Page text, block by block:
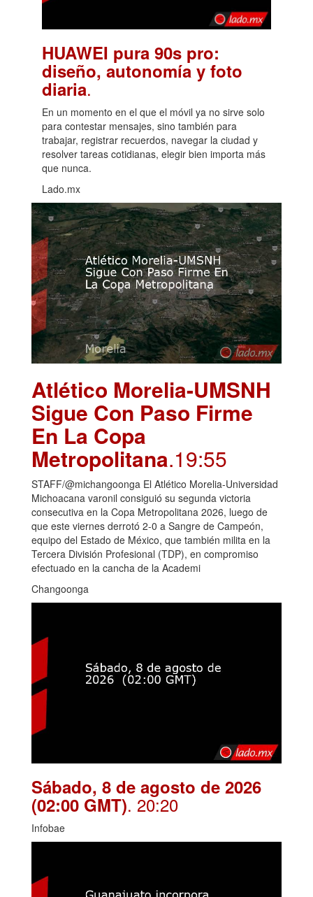
HUAWEI pura 90s pro:
diseño, autonomía y foto
diaria.
En un momento en el que el móvil ya no sirve solo
para contestar mensajes, sino también para
trabajar, registrar recuerdos, navegar la ciudad y
resolver tareas cotidianas, elegir bien importa más
que nunca.
Lado.mx
Atlético Morelia-UMSNH
Sigue Con Paso Firme
En La Copa
Metropolitana.19:55
STAFF/@michangoonga El Atlético Morelia-Universidad
Michoacana varonil consiguió su segunda victoria
consecutiva en la Copa Metropolitana 2026, luego de
que este viernes derrotó 2-0 a Sangre de Campeón,
equipo del Estado de México, que también milita en la
Tercera División Profesional (TDP), en compromiso
efectuado en la cancha de la Academi
Changoonga
Sábado, 8 de agosto de 2026
(02:00 GMT). 20:20
Infobae